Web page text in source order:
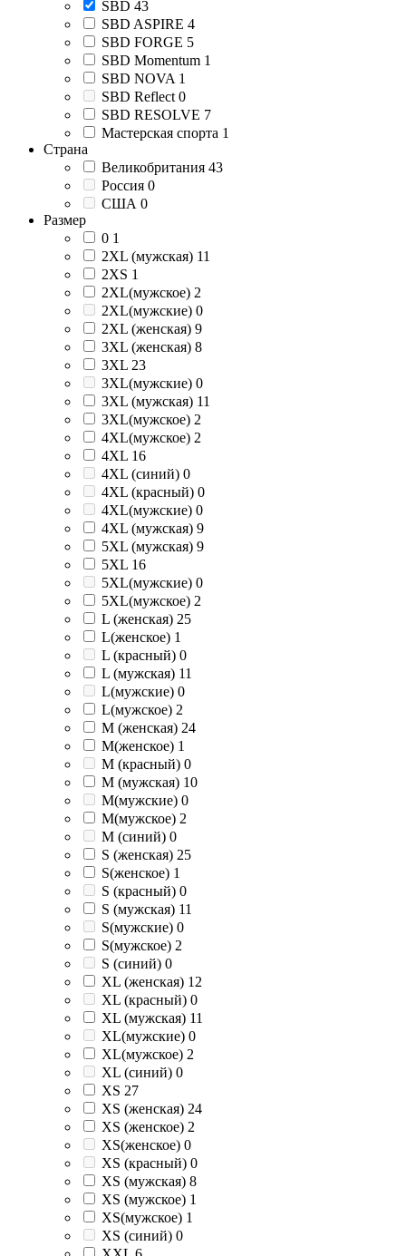
SBD 43
SBD ASPIRE 4
SBD FORGE 5
SBD Momentum 1
SBD NOVA 1
SBD Reflect 0
SBD RESOLVE 7
Мастерская спорта 1
Страна
Великобритания 43
Россия 0
США 0
Размер
0 1
2XL (мужская) 11
2XS 1
2XL(мужское) 2
2XL(мужские) 0
2XL (женская) 9
3XL (женская) 8
3XL 23
3XL(мужские) 0
3XL (мужская) 11
3XL(мужское) 2
4XL(мужское) 2
4XL 16
4XL (синий) 0
4XL (красный) 0
4XL(мужские) 0
4XL (мужская) 9
5XL (мужская) 9
5XL 16
5XL(мужские) 0
5XL(мужское) 2
L (женская) 25
L(женское) 1
L (красный) 0
L (мужская) 11
L(мужские) 0
L(мужское) 2
M (женская) 24
M(женское) 1
M (красный) 0
M (мужская) 10
M(мужские) 0
M(мужское) 2
M (синий) 0
S (женская) 25
S(женское) 1
S (красный) 0
S (мужская) 11
S(мужские) 0
S(мужское) 2
S (синий) 0
XL (женская) 12
XL (красный) 0
XL (мужская) 11
XL(мужские) 0
XL(мужское) 2
XL (синий) 0
XS 27
XS (женская) 24
XS (женское) 2
XS(женское) 0
XS (красный) 0
XS (мужская) 8
XS (мужское) 1
XS(мужское) 1
XS (синий) 0